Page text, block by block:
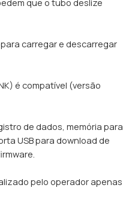
carregar e descarregar
é compatível (versão
de dados, memória para
USB para download de
pelo operador apenas